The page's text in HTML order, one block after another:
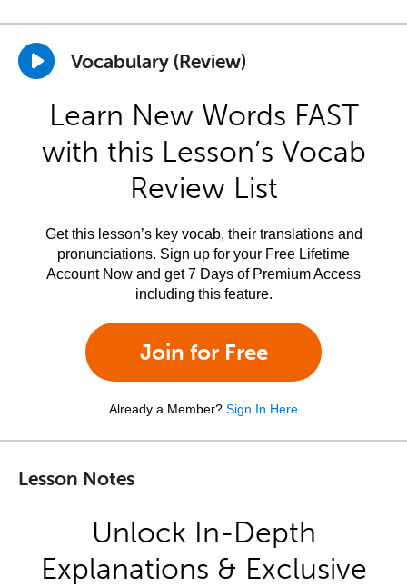
Vocabulary (Review)
Learn New Words FAST
with this Lesson’s Vocab
Review List
Get this lesson’s key vocab, their translations and
pronunciations. Sign up for your Free Lifetime
Account Now and get 7 Days of Premium Access
including this feature.
Join for Free
Already a Member? Sign In Here
Lesson Notes
Unlock In-Depth
Explanations & Exclusive